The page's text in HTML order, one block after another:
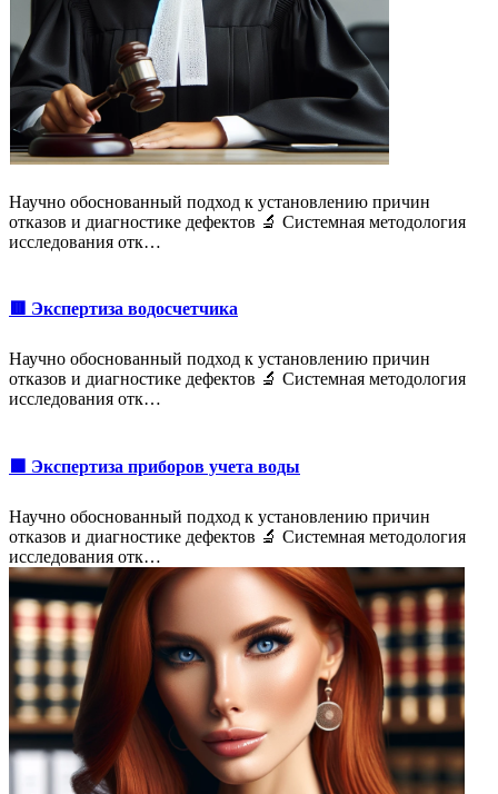
Научно обоснованный подход к установлению причин
отказов и диагностике дефектов 🔬 Системная методология
исследования отк…
🟥 Экспертиза водосчетчика
Научно обоснованный подход к установлению причин
отказов и диагностике дефектов 🔬 Системная методология
исследования отк…
🟩 Экспертиза приборов учета воды
Научно обоснованный подход к установлению причин
отказов и диагностике дефектов 🔬 Системная методология
исследования отк…